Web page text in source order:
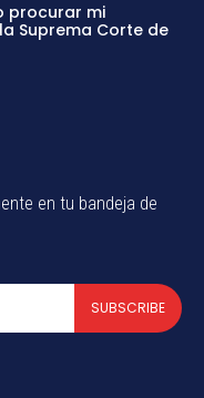
procurar mi
Suprema Corte de
en tu bandeja de
SUBSCRIBE